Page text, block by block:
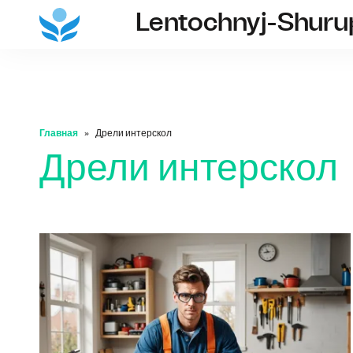
Lentochnyj-
Главная Дрели интерскол
Дрели интерскол